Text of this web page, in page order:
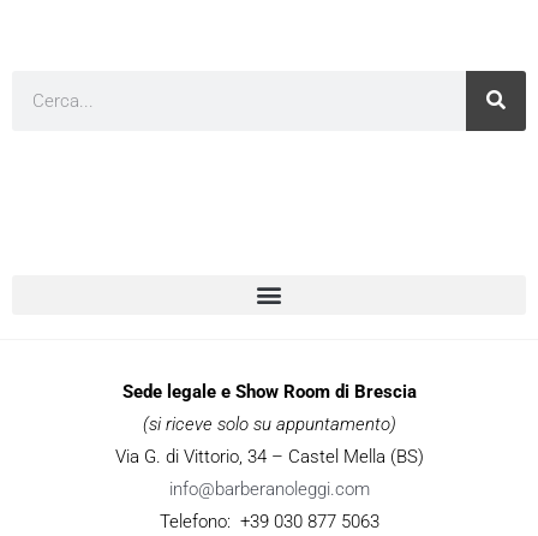
Sede legale e Show Room di Brescia
(si riceve solo su appuntamento)
Via G. di Vittorio, 34 – Castel Mella (BS)
info@barberanoleggi.com
Telefono: +39 030 877 5063